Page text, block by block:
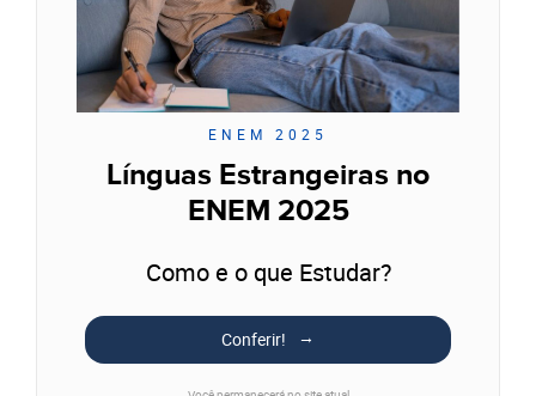
ENEM 2025
Línguas Estrangeiras no
ENEM 2025
Como e o que Estudar?
Conferir!